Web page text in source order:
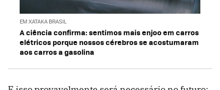
EM XATAKA BRASIL
A ciência confirma: sentimos mais enjoo em carros
elétricos porque nossos cérebros se acostumaram
aos carros a gasolina